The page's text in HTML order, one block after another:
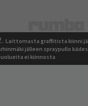
Laittomasta graffitista kiinni
jälleen spraypullo
ei kiinnosta